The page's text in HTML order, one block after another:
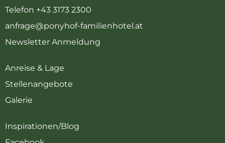
Telefon +43 3173 2300
anfrage@ponyhof-familienhotel.at
Newsletter Anmeldung
Anreise & Lage
Stellenangebote
Galerie
Inspirationen/Blog